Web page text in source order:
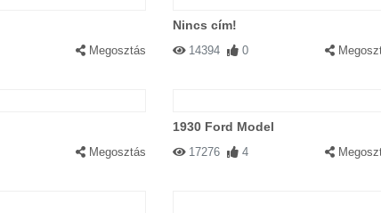
Megosztás
Nincs cím!
14394 0
Megosztás
1930 Ford Model
17276 4